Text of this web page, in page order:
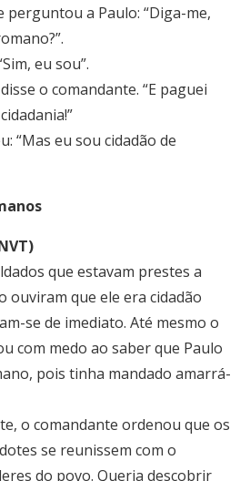
perguntou a Paulo: “Diga-me,
eu sou”.
o comandante. “E paguei
“Mas eu sou cidadão de
que estavam prestes a
ouviram que ele era cidadão
se de imediato. Até mesmo o
com medo ao saber que Paulo
pois tinha mandado amarrá-
o comandante ordenou que os
se reunissem com o
do povo. Queria descobrir